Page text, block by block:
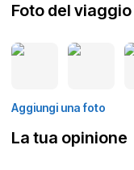
Foto del
Aggiungi una foto
La tua opinione